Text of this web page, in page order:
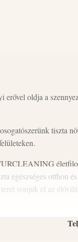
erővel oldja a
tiszta
egészséges otthon
teret vonjuk el az